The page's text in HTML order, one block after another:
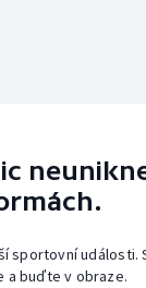
sportovní události.
a buďte v obraze.